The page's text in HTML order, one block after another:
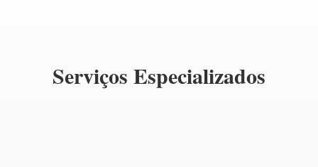
Serviços Especializados